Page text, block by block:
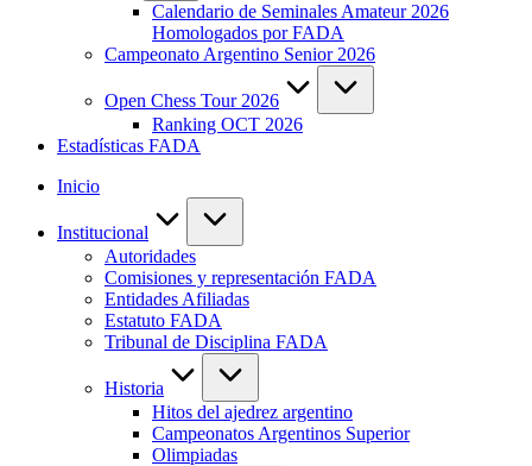
Calendario de Seminales Amateur 2026
Homologados por FADA
Campeonato Argentino Senior 2026
Open Chess Tour 2026
Ranking OCT 2026
Estadísticas FADA
Inicio
Institucional
Autoridades
Comisiones y representación FADA
Entidades Afiliadas
Estatuto FADA
Tribunal de Disciplina FADA
Historia
Hitos del ajedrez argentino
Campeonatos Argentinos Superior
Olimpiadas